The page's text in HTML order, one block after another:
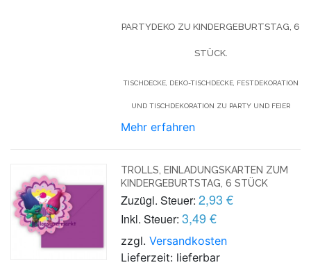
PARTYDEKO ZU KINDERGEBURTSTAG, 6
STÜCK.
TISCHDECKE, DEKO-TISCHDECKE, FESTDEKORATION
UND TISCHDEKORATION ZU PARTY UND FEIER
Mehr erfahren
TROLLS, EINLADUNGSKARTEN ZUM
KINDERGEBURTSTAG, 6 STÜCK
Zuzügl. Steuer: 2,93 €
Inkl. Steuer: 3,49 €
zzgl.Versandkosten
Lieferzeit: lieferbar